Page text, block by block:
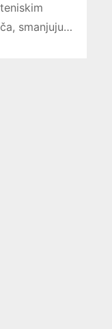
smanjuju…